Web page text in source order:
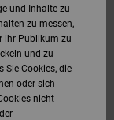
und Inhalte zu
zu messen,
ihr Publikum zu
und zu
Sie Cookies, die
oder sich
nicht